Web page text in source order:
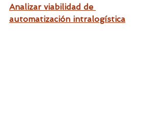
Analizar viabilidad de
automatización intralogística